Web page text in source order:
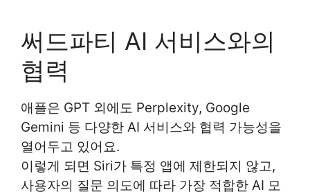
써드파티 AI 서비스와의
협력
애플은 GPT 외에도 Perplexity, Google
Gemini 등 다양한 AI 서비스와 협력 가능성을
열어두고 있어요.
이렇게 되면 Siri가 특정 앱에 제한되지 않고,
사용자의 질문 의도에 따라 가장 적합한 AI 모